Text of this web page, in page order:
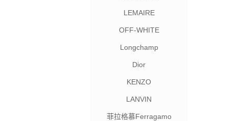
LEMAIRE
OFF-WHITE
Longchamp
Dior
KENZO
LANVIN
菲拉格慕Ferragamo